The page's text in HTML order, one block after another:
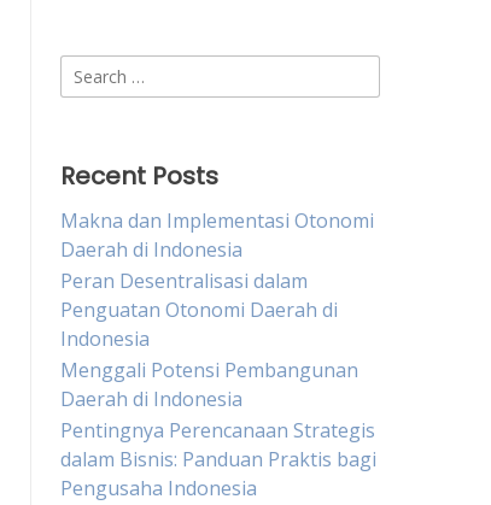
Search
for:
Recent Posts
Makna dan Implementasi Otonomi
Daerah di Indonesia
Peran Desentralisasi dalam
Penguatan Otonomi Daerah di
Indonesia
Menggali Potensi Pembangunan
Daerah di Indonesia
Pentingnya Perencanaan Strategis
dalam Bisnis: Panduan Praktis bagi
Pengusaha Indonesia